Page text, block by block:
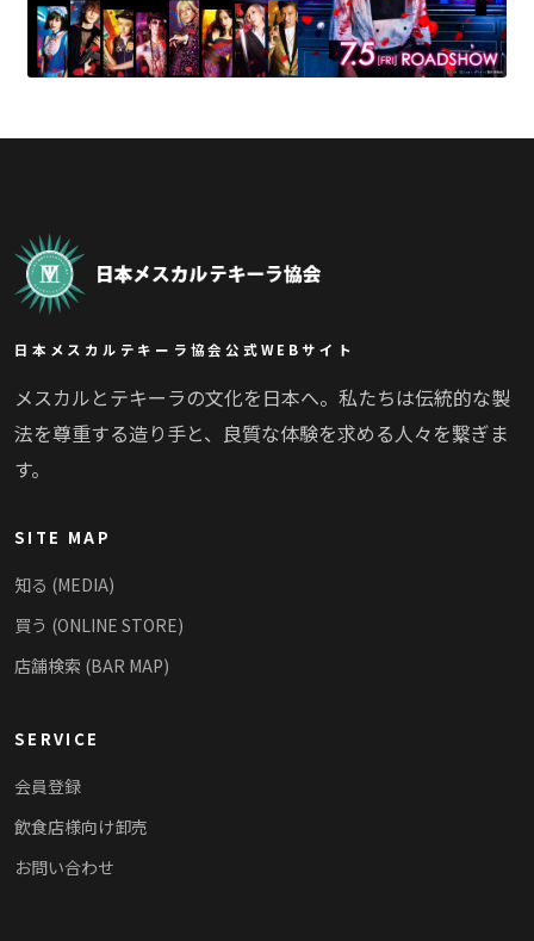
日本メスカルテキーラ協会公式WEBサイト
メスカルとテキーラの文化を日本へ。私たちは伝統的な製
法を尊重する造り手と、良質な体験を求める人々を繋ぎま
す。
SITE MAP
知る (MEDIA)
買う (ONLINE STORE)
店舗検索 (BAR MAP)
SERVICE
会員登録
飲食店様向け卸売
お問い合わせ